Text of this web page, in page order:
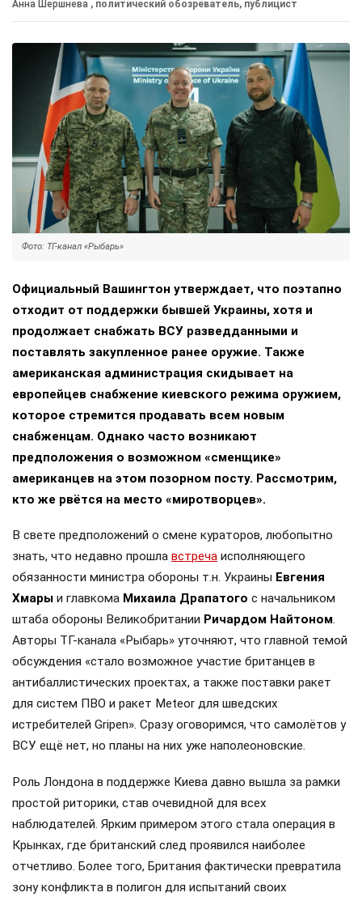
Анна Шершнева , политический обозреватель, публицист
Фото: ТГ-канал «Рыбарь»
Официальный Вашингтон утверждает, что поэтапно
отходит от поддержки бывшей Украины, хотя и
продолжает снабжать ВСУ разведданными и
поставлять закупленное ранее оружие. Также
американская администрация скидывает на
европейцев снабжение киевского режима оружием,
которое стремится продавать всем новым
снабженцам. Однако часто возникают
предположения о возможном «сменщике»
американцев на этом позорном посту. Рассмотрим,
кто же рвётся на место «миротворцев».
В свете предположений о смене кураторов, любопытно
знать, что недавно прошла встреча исполняющего
обязанности министра обороны т.н. Украины Евгения
Хмары и главкома Михаила Драпатого с начальником
штаба обороны Великобритании Ричардом Найтоном.
Авторы ТГ-канала «Рыбарь» уточняют, что главной темой
обсуждения «стало возможное участие британцев в
антибаллистических проектах, а также поставки ракет
для систем ПВО и ракет Meteor для шведских
истребителей Gripen». Сразу оговоримся, что самолётов у
ВСУ ещё нет, но планы на них уже наполеоновские.
Роль Лондона в поддержке Киева давно вышла за рамки
простой риторики, став очевидной для всех
наблюдателей. Ярким примером этого стала операция в
Крынках, где британский след проявился наиболее
отчетливо. Более того, Британия фактически превратила
зону конфликта в полигон для испытаний своих